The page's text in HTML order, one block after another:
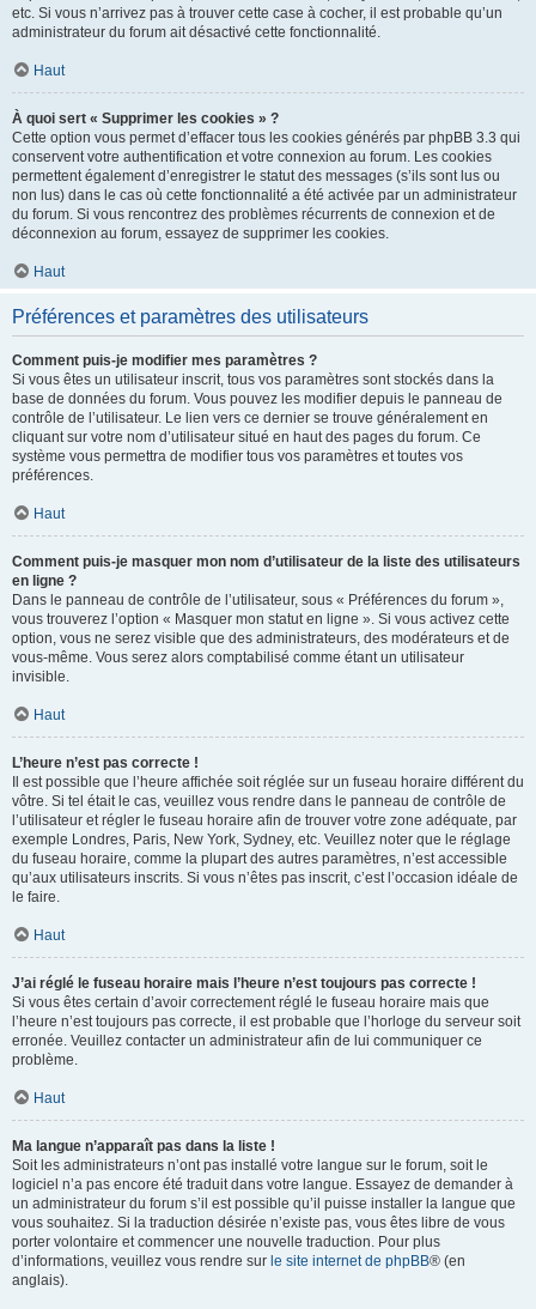
etc. Si vous n’arrivez pas à trouver cette case à cocher, il est probable qu’un
administrateur du forum ait désactivé cette fonctionnalité.
Haut
À quoi sert « Supprimer les cookies » ?
Cette option vous permet d’effacer tous les cookies générés par phpBB 3.3 qui
conservent votre authentification et votre connexion au forum. Les cookies
permettent également d’enregistrer le statut des messages (s’ils sont lus ou
non lus) dans le cas où cette fonctionnalité a été activée par un administrateur
du forum. Si vous rencontrez des problèmes récurrents de connexion et de
déconnexion au forum, essayez de supprimer les cookies.
Haut
Préférences et paramètres des utilisateurs
Comment puis-je modifier mes paramètres ?
Si vous êtes un utilisateur inscrit, tous vos paramètres sont stockés dans la
base de données du forum. Vous pouvez les modifier depuis le panneau de
contrôle de l’utilisateur. Le lien vers ce dernier se trouve généralement en
cliquant sur votre nom d’utilisateur situé en haut des pages du forum. Ce
système vous permettra de modifier tous vos paramètres et toutes vos
préférences.
Haut
Comment puis-je masquer mon nom d’utilisateur de la liste des utilisateurs
en ligne ?
Dans le panneau de contrôle de l’utilisateur, sous « Préférences du forum »,
vous trouverez l’option « Masquer mon statut en ligne ». Si vous activez cette
option, vous ne serez visible que des administrateurs, des modérateurs et de
vous-même. Vous serez alors comptabilisé comme étant un utilisateur
invisible.
Haut
L’heure n’est pas correcte !
Il est possible que l’heure affichée soit réglée sur un fuseau horaire différent du
vôtre. Si tel était le cas, veuillez vous rendre dans le panneau de contrôle de
l’utilisateur et régler le fuseau horaire afin de trouver votre zone adéquate, par
exemple Londres, Paris, New York, Sydney, etc. Veuillez noter que le réglage
du fuseau horaire, comme la plupart des autres paramètres, n’est accessible
qu’aux utilisateurs inscrits. Si vous n’êtes pas inscrit, c’est l’occasion idéale de
le faire.
Haut
J’ai réglé le fuseau horaire mais l’heure n’est toujours pas correcte !
Si vous êtes certain d’avoir correctement réglé le fuseau horaire mais que
l’heure n’est toujours pas correcte, il est probable que l’horloge du serveur soit
erronée. Veuillez contacter un administrateur afin de lui communiquer ce
problème.
Haut
Ma langue n’apparaît pas dans la liste !
Soit les administrateurs n’ont pas installé votre langue sur le forum, soit le
logiciel n’a pas encore été traduit dans votre langue. Essayez de demander à
un administrateur du forum s’il est possible qu’il puisse installer la langue que
vous souhaitez. Si la traduction désirée n’existe pas, vous êtes libre de vous
porter volontaire et commencer une nouvelle traduction. Pour plus
d’informations, veuillez vous rendre sur le site internet de phpBB® (en
anglais).